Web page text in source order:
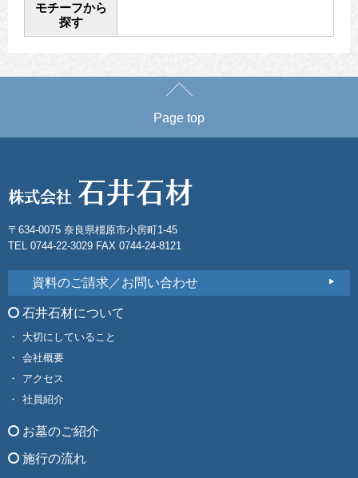
モチーフから
探す
Page top
〒634-0075 奈良県橿原市小房町1-45
TEL 0744-22-3029 FAX 0744-24-8121
資料のご請求／お問い合わせ
石井石材について
大切にしていること
会社概要
アクセス
社員紹介
お墓のご紹介
施行の流れ